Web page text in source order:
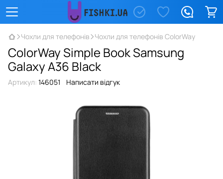
Чохли для телефонів Чохли для телефонів ColorWay
ColorWay Simple Book Samsung
Galaxy A36 Black
Артикул: 146051 Написати відгук